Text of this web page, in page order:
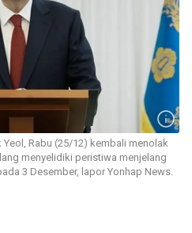
Yeol, Rabu (25/12) kembali menolak
menyelidiki peristiwa menjelang
3 Desember, lapor Yonhap News.